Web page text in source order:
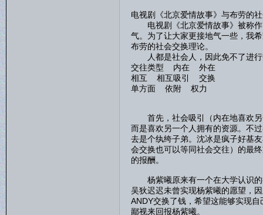
电视剧《北京爱情故事》与布劳的
电视剧《北京爱情故事》被称作
气。为了让大家更接地气一些，我
布劳的社会交换理论。
人都是社会人，因此免不了进行
交往类型 内在 外在
相互 相互吸引 交换
单方面 依附 权力
首先，社会吸引（内在地喜欢另
而是喜欢另一个人拥有的资源。不
去是个纨绔子弟。沈冰是疯子好基
会交换也可以等同社会交往）的最
的报酬。
杨紫曦原来有一个在大学认识的
吴狄迟迟未曾实现杨紫曦的愿望，
ANDY交换了钱，希望这能够实现
鄙视来回报杨紫曦。